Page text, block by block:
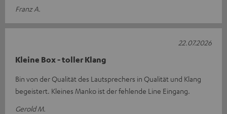
Franz A.
Kleine Box - toller Klang
Bin von der Qualität des Lautsprechers in Qualität und Klang
begeistert. Kleines Manko ist der fehlende Line Eingang.
Gerold M.
22.07.2026